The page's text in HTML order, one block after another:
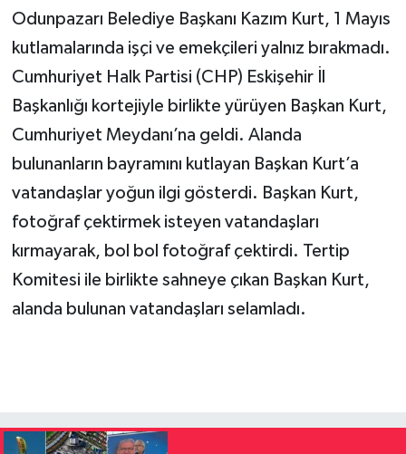
Odunpazarı Belediye Başkanı Kazım Kurt, 1 Mayıs
kutlamalarında işçi ve emekçileri yalnız bırakmadı.
Cumhuriyet Halk Partisi (CHP) Eskişehir İl
Başkanlığı kortejiyle birlikte yürüyen Başkan Kurt,
Cumhuriyet Meydanı’na geldi. Alanda
bulunanların bayramını kutlayan Başkan Kurt’a
vatandaşlar yoğun ilgi gösterdi. Başkan Kurt,
fotoğraf çektirmek isteyen vatandaşları
kırmayarak, bol bol fotoğraf çektirdi. Tertip
Komitesi ile birlikte sahneye çıkan Başkan Kurt,
alanda bulunan vatandaşları selamladı.